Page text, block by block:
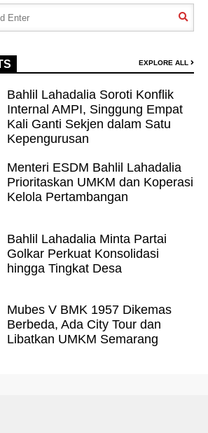
EXPLORE ALL
Bahlil Lahadalia Soroti Konflik
Internal AMPI, Singgung Empat
Kali Ganti Sekjen dalam Satu
Kepengurusan
Menteri ESDM Bahlil Lahadalia
Prioritaskan UMKM dan Koperasi
Kelola Pertambangan
Bahlil Lahadalia Minta Partai
Golkar Perkuat Konsolidasi
hingga Tingkat Desa
Mubes V BMK 1957 Dikemas
Berbeda, Ada City Tour dan
Libatkan UMKM Semarang